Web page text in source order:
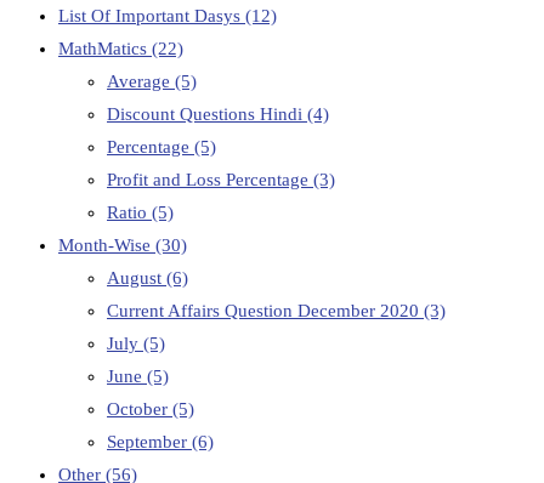
List Of Important Dasys (12)
MathMatics (22)
Average (5)
Discount Questions Hindi (4)
Percentage (5)
Profit and Loss Percentage (3)
Ratio (5)
Month-Wise (30)
August (6)
Current Affairs Question December 2020 (3)
July (5)
June (5)
October (5)
September (6)
Other (56)